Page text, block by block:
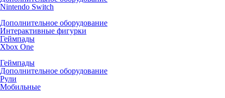
Nintendo Switch
Дополнительное оборудование
Интерактивные фигурки
Геймпады
Xbox One
Геймпады
Дополнительное оборудование
Рули
Мобильные